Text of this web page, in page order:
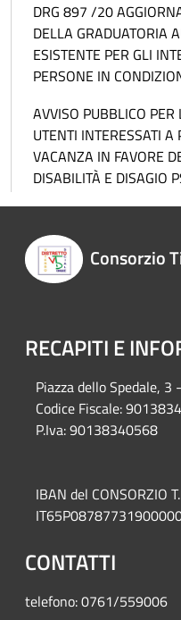
DRG 897 /20
DELLA GRADUATORIA
ESISTENTE PER GLI
PERSONE IN
AVVISO PUBBLICO PER
UTENTI INTERESSATI
VACANZA IN FAVORE
DISABILITÀ E DISAGIO
Consorzio
RECAPITI E
Piazza dello Spedale, 3
Codice Fiscale:
P.Iva: 90138340568
IBAN del CONSORZIO
CONTATTI
telefono: 0761/